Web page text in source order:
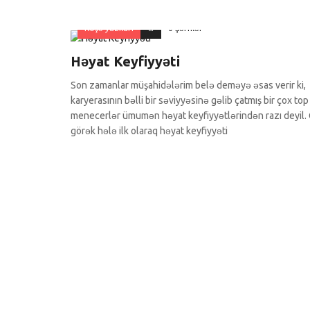
Köşə yazıları 0 Şərhlər
Həyat Keyfiyyəti
Son zamanlar müşahidələrim belə deməyə əsas verir ki,
karyerasının bəlli bir səviyyəsinə gəlib çatmış bir çox top
menecerlər ümumən həyat keyfiyyətlərindən razı deyil.
görək hələ ilk olaraq həyat keyfiyyəti